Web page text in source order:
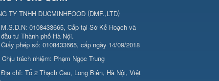
TY TNHH DUCMINHFOOD (DMF.,LTD)
M.S.D.N: 0108433665, Cấp tại Sở Kế Hoạch và
đầu tư Thành phố Hà Nội.
Giấy phép số: 0108433665, cấp ngày 14/09/2018
Chịu trách nhiệm: Phạm Ngọc Trung
Địa chỉ: Tổ 2 Thạch Cầu, Long Biên, Hà Nội, Việt